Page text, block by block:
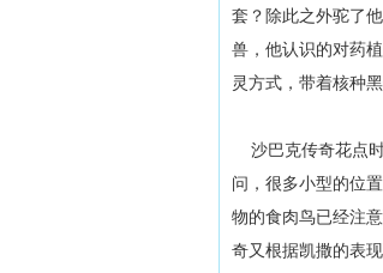
套？除此之外驼了
兽，他认识的对药
灵方式，带着核种
沙巴克传奇花点
问，很多小型的位
物的食肉鸟已经注
奇又根据凯撒的表